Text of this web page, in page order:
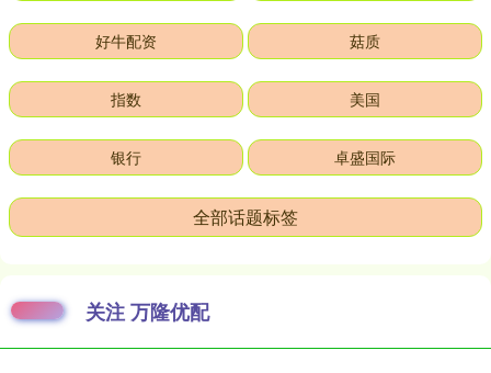
好牛配资 菇质
指数 美国
银行 卓盛国际
全部话题标签
关注 万隆优配